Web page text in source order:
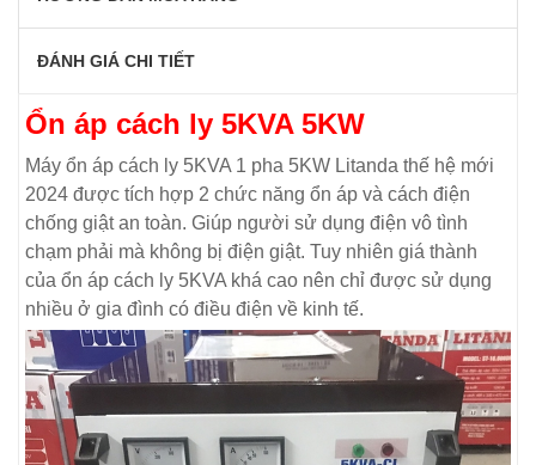
ĐÁNH GIÁ CHI TIẾT
Ổn áp cách ly 5KVA 5KW
Máy ổn áp cách ly 5KVA 1 pha 5KW Litanda thế hệ mới
2024 được tích hợp 2 chức năng ổn áp và cách điện
chống giật an toàn. Giúp người sử dụng điện vô tình
chạm phải mà không bị điện giật. Tuy nhiên giá thành
của ổn áp cách ly 5KVA khá cao nên chỉ được sử dụng
nhiều ở gia đình có điều điện về kinh tế.